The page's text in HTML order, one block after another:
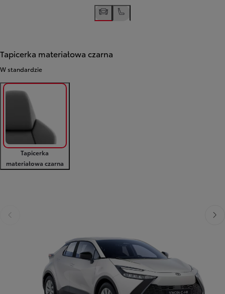
Tapicerka materiałowa czarna
W standardzie
Tapicerka
materiałowa czarna
Poprzedni